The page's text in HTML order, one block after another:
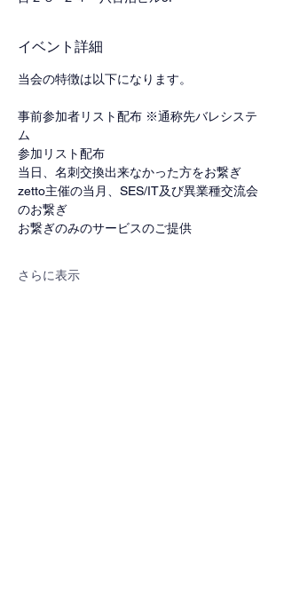
イベント詳細
当会の特徴は以下になります。
事前参加者リスト配布 ※通称先バレシステ
ム
参加リスト配布
当日、名刺交換出来なかった方をお繋ぎ
zetto主催の当月、SES/IT及び異業種交流会
のお繋ぎ
お繋ぎのみのサービスのご提供
さらに表示